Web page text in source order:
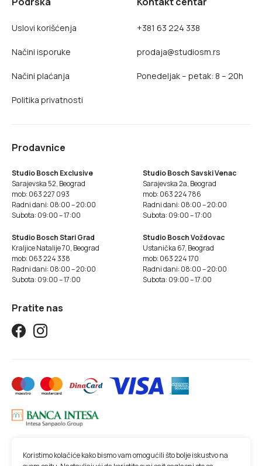
Uslovi korišćenja
Načini isporuke
Načini plaćanja
Politika privatnosti
+381 63 224 338
prodaja@studiosm.rs
Ponedeljak – petak: 8 – 20h
Prodavnice
Studio Bosch Exclusive
Sarajevska 52, Beograd
mob: 063 227 093
Radni dani: 08:00 – 20:00
Subota: 09:00 – 17:00
Studio Bosch Savski Venac
Sarajevska 2a, Beograd
mob: 063 224 786
Radni dani: 08:00 – 20:00
Subota: 09:00 – 17:00
Studio Bosch Stari Grad
Kraljice Natalije 70, Beograd
mob: 063 224 338
Radni dani: 08:00 – 20:00
Subota: 09:00 – 17:00
Studio Bosch Voždovac
Ustanička 67, Beograd
mob: 063 224 170
Radni dani: 08:00 – 20:00
Subota: 09:00 – 17:00
Pratite nas
Koristimo kolačiće kako bismo vam omogućili što bolje iskustvo na